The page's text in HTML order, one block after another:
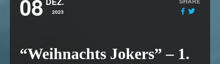
08 2023
“Weihnachts Jokers” – 1.